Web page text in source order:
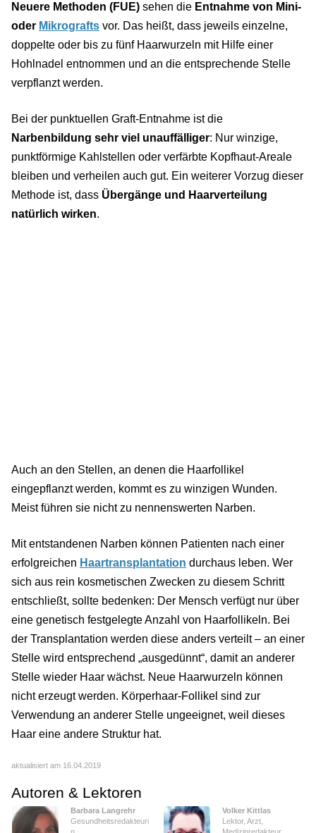
Neuere Methoden (FUE) sehen die Entnahme von Mini-
oder Mikrografts vor. Das heißt, dass jeweils einzelne,
doppelte oder bis zu fünf Haarwurzeln mit Hilfe einer
Hohlnadel entnommen und an die entsprechende Stelle
verpflanzt werden.
Bei der punktuellen Graft-Entnahme ist die
Narbenbildung sehr viel unauffälliger: Nur winzige,
punktförmige Kahlstellen oder verfärbte Kopfhaut-Areale
bleiben und verheilen auch gut. Ein weiterer Vorzug dieser
Methode ist, dass Übergänge und Haarverteilung
natürlich wirken.
Auch an den Stellen, an denen die Haarfollikel
eingepflanzt werden, kommt es zu winzigen Wunden.
Meist führen sie nicht zu nennenswerten Narben.
Mit entstandenen Narben können Patienten nach einer
erfolgreichen Haartransplantation durchaus leben. Wer
sich aus rein kosmetischen Zwecken zu diesem Schritt
entschließt, sollte bedenken: Der Mensch verfügt nur über
eine genetisch festgelegte Anzahl von Haarfollikeln. Bei
der Transplantation werden diese anders verteilt – an einer
Stelle wird entsprechend „ausgedünnt“, damit an anderer
Stelle wieder Haar wächst. Neue Haarwurzeln können
nicht erzeugt werden. Körperhaar-Follikel sind zur
Verwendung an anderer Stelle ungeeignet, weil dieses
Haar eine andere Struktur hat.
aktualisiert am 16.04.2019
Autoren & Lektoren
Barbara Langrehr
Gesundheitsredakteuri
Volker Kittlas
Lektor, Arzt,